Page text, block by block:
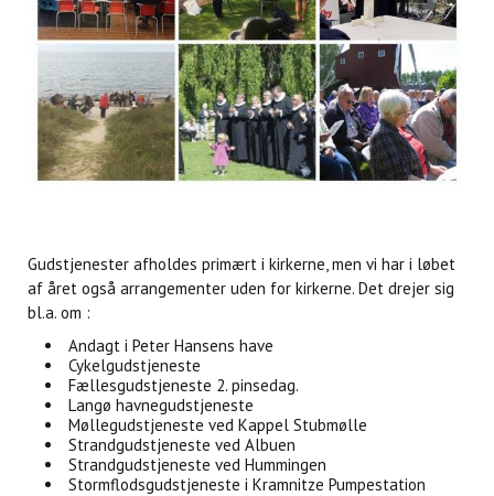
Gudstjenester afholdes primært i kirkerne, men vi har i løbet
af året også arrangementer uden for kirkerne. Det drejer sig
bl.a. om :
Andagt i Peter Hansens have
Cykelgudstjeneste
Fællesgudstjeneste 2. pinsedag.
Langø havnegudstjeneste
Møllegudstjeneste ved Kappel Stubmølle
Strandgudstjeneste ved Albuen
Strandgudstjeneste ved Hummingen
Stormflodsgudstjeneste i Kramnitze Pumpestation